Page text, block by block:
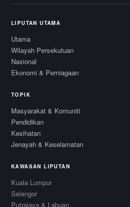
LIPUTAN UTAMA
Utama
Wilayah Persekutuan
Nasional
Ekonomi & Perniagaan
TOPIK
Masyarakat & Komuniti
Pendidikan
Kesihatan
Jenayah & Keselamatan
KAWASAN LIPUTAN
Kuala Lumpur
Selangor
Putrajaya & Labuan